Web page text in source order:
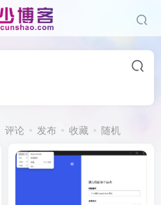
评论 发布 收藏 随机